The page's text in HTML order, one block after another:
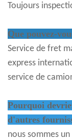
Toujours
Que pouvez-
Service de fret
express
service de
Pourquoi
d'autres
nous sommes